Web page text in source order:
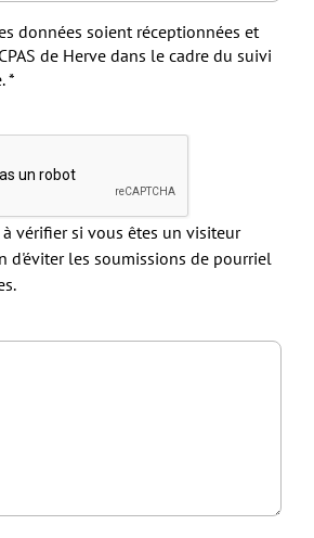
données soient réceptionnées et
de Herve dans le cadre du suivi
vérifier si vous êtes un visiteur
d'éviter les soumissions de pourriel